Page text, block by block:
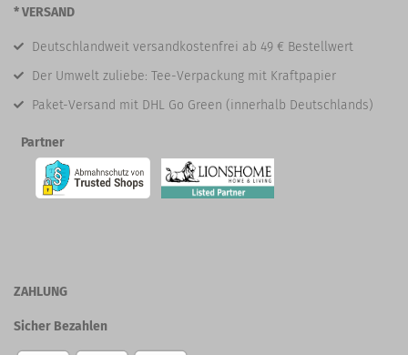
* VERSAND
Deutschlandweit versandkostenfrei ab 49 € Bestellwert
Der Umwelt zuliebe: Tee-Verpackung mit Kraftpapier
Paket-Versand mit DHL Go Green (innerhalb Deutschlands)
Partner
ZAHLUNG
Sicher Bezahlen